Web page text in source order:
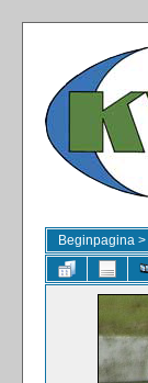
Beginpagina >